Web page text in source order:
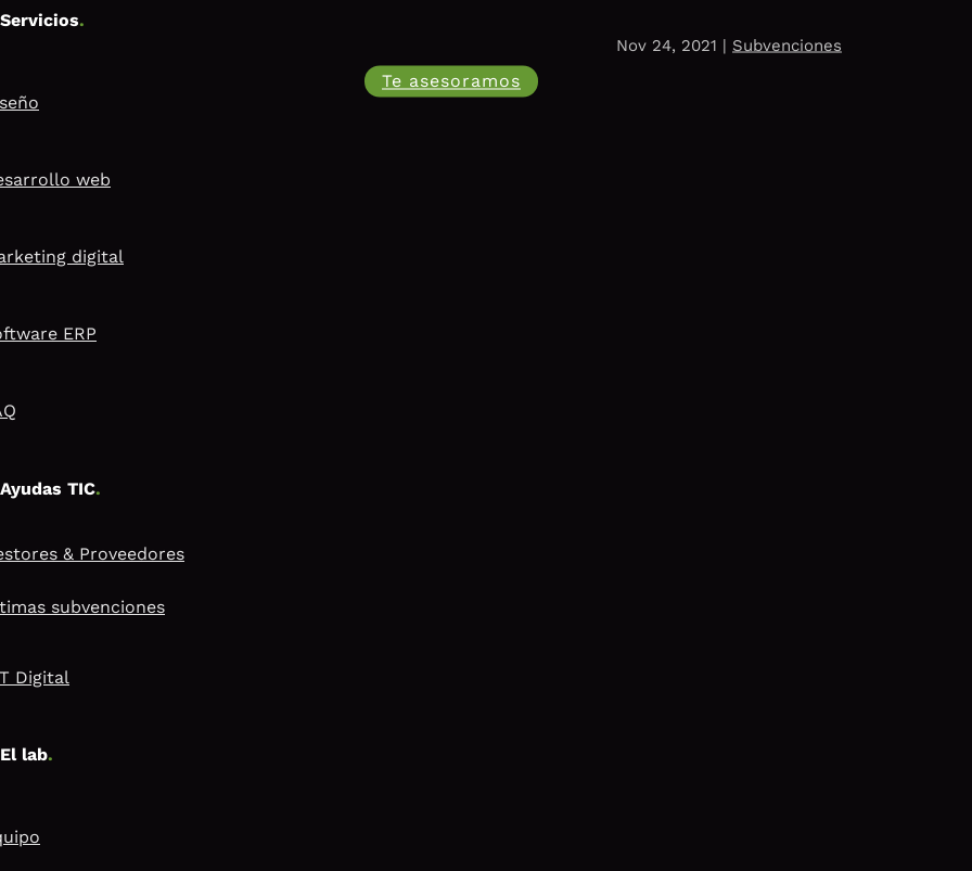
Nov 24, 2021 | Subvenciones
Te asesoramos
Servicios.
web
digital
ERP
Ayudas TIC.
& Proveedores
subvenciones
Digital
El lab.